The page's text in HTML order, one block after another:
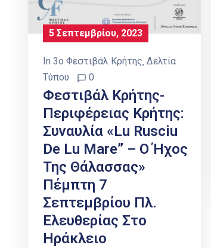
5 Σεπτεμβρίου, 2023
In 3ο Φεστιβάλ Κρήτης‚ Δελτία
Τύπου
0
Φεστιβάλ Κρήτης-
Περιφέρειας Κρήτης:
Συναυλία «Lu Rusciu
De Lu Mare” – Ο Ήχος
Της Θάλασσας»
Πέμπτη 7
Σεπτεμβρίου Πλ.
Ελευθερίας Στο
Ηράκλειο